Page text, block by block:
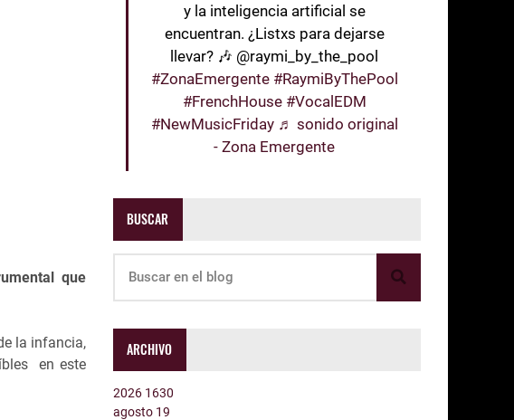
que
la infancia,
en este
y la inteligencia artificial se
encuentran. ¿Listxs para dejarse
llevar? 🎶 @raymi_by_the_pool
#ZonaEmergente #RaymiByThePool
#FrenchHouse #VocalEDM
#NewMusicFriday ♬ sonido original
- Zona Emergente
BUSCAR
ARCHIVO
2026 1630
agosto 19